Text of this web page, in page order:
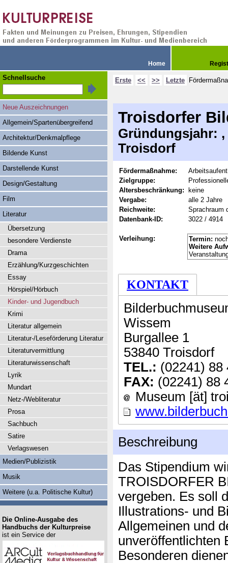
Home
Erste << >> Letzte
Troisdorfer
Gründungsjahr:
Troisdorf
Fördermaßnahme:
Zielgruppe:
Altersbeschränkung:
keine
Vergabe:
alle 2 Jahre
Reichweite:
Sprachraum
Datenbank-ID:
3022 / 4914
Verleihung: Termin:
Weitere
KONTAKT
Wissem
Burgallee 1
53840 Troisdorf
TEL.: (02241) 88
FAX: (02241) 88
Museum [ät]
Beschreibung
Das Stipendium
TROISDORFER
vergeben. Es soll
Illustrations- und
Allgemeinen und
unveröffentlichten
Besonderen
Schnellsuche
Neue Auszeichnungen
Allgemein/Spartenübergreifend
Architektur/Denkmalpflege
Bildende Kunst
Darstellende Kunst
Design/Gestaltung
Film
Literatur
Übersetzung
besondere Verdienste
Drama
Erzählung/Kurzgeschichten
Essay
Hörspiel/Hörbuch
Kinder- und Jugendbuch
Krimi
Literatur allgemein
Literatur-/Leseförderung Literatur
Literaturvermittlung
Literaturwissenschaft
Lyrik
Mundart
Netz-/Webliteratur
Prosa
Sachbuch
Satire
Verlagswesen
Medien/Publizistik
Musik
Weitere (u.a. Politische Kultur)
Die Online-Ausgabe des
Handbuchs der Kulturpreise
ist ein Service der